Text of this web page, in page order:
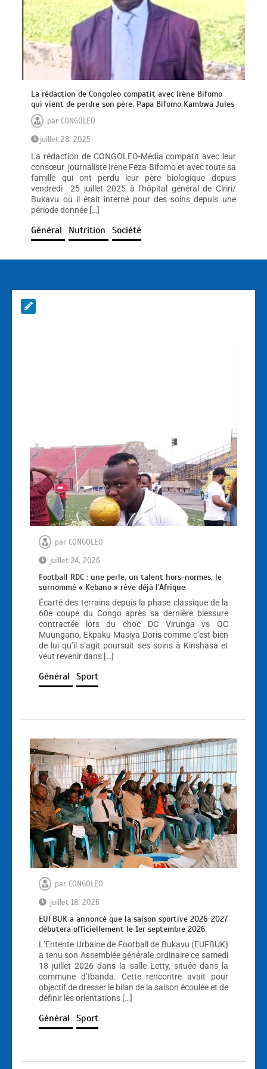
La rédaction de Congoleo compatit avec Irène Bifomo
qui vient de perdre son père, Papa Bifomo Kambwa Jules
parCONGOLEO
juillet 28, 2025
La rédaction de CONGOLEO-Média compatit avec leur
consœur journaliste Irène Feza Bifomo et avec toute sa
famille qui ont perdu leur père biologique depuis
vendredi 25 juillet 2025 à l’hôpital général de Ciriri/
Bukavu où il était interné pour des soins depuis une
période donnée […]
Général Nutrition Société
par CONGOLEO
juillet 24, 2026
Football RDC : une perle, un talent hors-normes, le
surnommé « Kebano » rêve déjà l’Afrique
Écarté des terrains depuis la phase classique de la
60e coupe du Congo après sa dernière blessure
contractée lors du choc DC Virunga vs OC
Muungano, Ekpaku Masiya Doris comme c’est bien
de lui qu’il s’agit poursuit ses soins à Kinshasa et
veut revenir dans […]
Général Sport
par CONGOLEO
juillet 18, 2026
EUFBUK a annoncé que la saison sportive 2026-2027
débutera officiellement le 1er septembre 2026
L’Entente Urbaine de Football de Bukavu (EUFBUK)
a tenu son Assemblée générale ordinaire ce samedi
18 juillet 2026 dans la salle Letty, située dans la
commune d’Ibanda. Cette rencontre avait pour
objectif de dresser le bilan de la saison écoulée et de
définir les orientations […]
Général Sport